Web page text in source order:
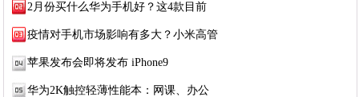
2月份买什么华为手机好？这4款目前
疫情对手机市场影响有多大？小米高管
苹果发布会即将发布 iPhone9
华为2K触控轻薄性能本：网课、办公